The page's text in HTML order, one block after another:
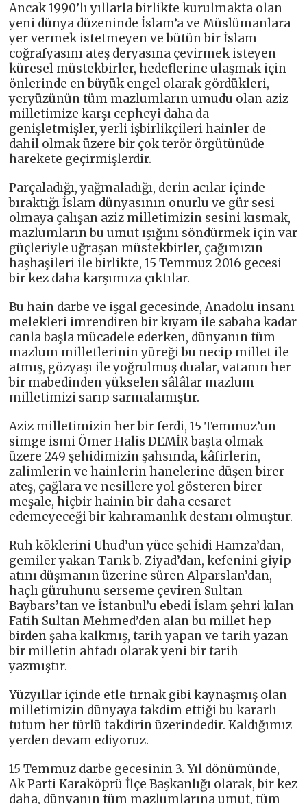
Ancak 1990’lı yıllarla birlikte kurulmakta olan
yeni dünya düzeninde İslam’a ve Müslümanlara
yer vermek istetmeyen ve bütün bir İslam
coğrafyasını ateş deryasına çevirmek isteyen
küresel müstekbirler, hedeflerine ulaşmak için
önlerinde en büyük engel olarak gördükleri,
yeryüzünün tüm mazlumların umudu olan aziz
milletimize karşı cepheyi daha da
genişletmişler, yerli işbirlikçileri hainler de
dahil olmak üzere bir çok terör örgütünüde
harekete geçirmişlerdir.
Parçaladığı, yağmaladığı, derin acılar içinde
bıraktığı İslam dünyasının onurlu ve gür sesi
olmaya çalışan aziz milletimizin sesini kısmak,
mazlumların bu umut ışığını söndürmek için var
güçleriyle uğraşan müstekbirler, çağımızın
haşhaşileri ile birlikte, 15 Temmuz 2016 gecesi
bir kez daha karşımıza çıktılar.
Bu hain darbe ve işgal gecesinde, Anadolu insanı
melekleri imrendiren bir kıyam ile sabaha kadar
canla başla mücadele ederken, dünyanın tüm
mazlum milletlerinin yüreği bu necip millet ile
atmış, gözyaşı ile yoğrulmuş dualar, vatanın her
bir mabedinden yükselen sâlâlar mazlum
milletimizi sarıp sarmalamıştır.
Aziz milletimizin her bir ferdi, 15 Temmuz’un
simge ismi Ömer Halis DEMİR başta olmak
üzere 249 şehidimizin şahsında, kâfirlerin,
zalimlerin ve hainlerin hanelerine düşen birer
ateş, çağlara ve nesillere yol gösteren birer
meşale, hiçbir hainin bir daha cesaret
edemeyeceği bir kahramanlık destanı olmuştur.
Ruh köklerini Uhud’un yüce şehidi Hamza’dan,
gemiler yakan Tarık b. Ziyad’dan, kefenini giyip
atını düşmanın üzerine süren Alparslan’dan,
haçlı güruhunu serseme çeviren Sultan
Baybars’tan ve İstanbul’u ebedi İslam şehri kılan
Fatih Sultan Mehmed’den alan bu millet hep
birden şaha kalkmış, tarih yapan ve tarih yazan
bir milletin ahfadı olarak yeni bir tarih
yazmıştır.
Yüzyıllar içinde etle tırnak gibi kaynaşmış olan
milletimizin dünyaya takdim ettiği bu kararlı
tutum her türlü takdirin üzerindedir. Kaldığımız
yerden devam ediyoruz.
15 Temmuz darbe gecesinin 3. Yıl dönümünde,
Ak Parti Karaköprü İlçe Başkanlığı olarak, bir kez
daha, dünyanın tüm mazlumlarına umut, tüm